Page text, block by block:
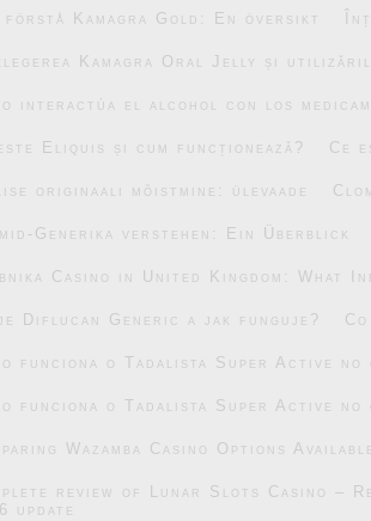
Kamagra Gold: En översikt
Kamagra Oral Jelly și
interactúa el alcohol con los
Eliquis și cum funcționează? Ce
originaali mõistmine: ülevaade
Generika verstehen: Ein Überblick
Casino in United Kingdom: What
Diflucan Generic a jak funguje?
funciona o Tadalista Super Active no
funciona o Tadalista Super Active no
Wazamba Casino Options
review of Lunar Slots Casino –
update